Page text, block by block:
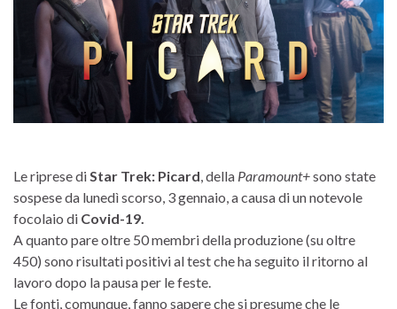
Le riprese diStar Trek: Picard, della Paramount+sono state
sospese da lunedì scorso, 3 gennaio, a causa di un notevole
focolaio di Covid-19.
A quanto pare oltre 50 membri della produzione (su oltre
450) sono risultati positivi al test che ha seguito il ritorno al
lavoro dopo la pausa per le feste.
Le fonti, comunque, fanno sapere che si presume che le